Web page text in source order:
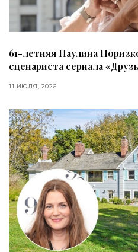
61-летняя Паулина
сценариста сериала
11 ИЮЛЯ, 2026